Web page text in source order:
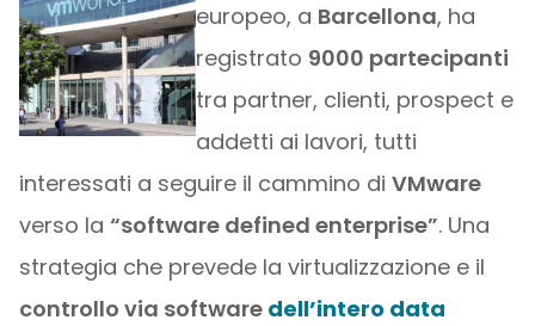
europeo, a Barcellona, ha
registrato 9000 partecipanti
tra partner, clienti, prospect e
addetti ai lavori, tutti
interessati a seguire il cammino di VMware
verso la “software defined enterprise”. Una
strategia che prevede la virtualizzazione e il
controllo via software dell’intero data